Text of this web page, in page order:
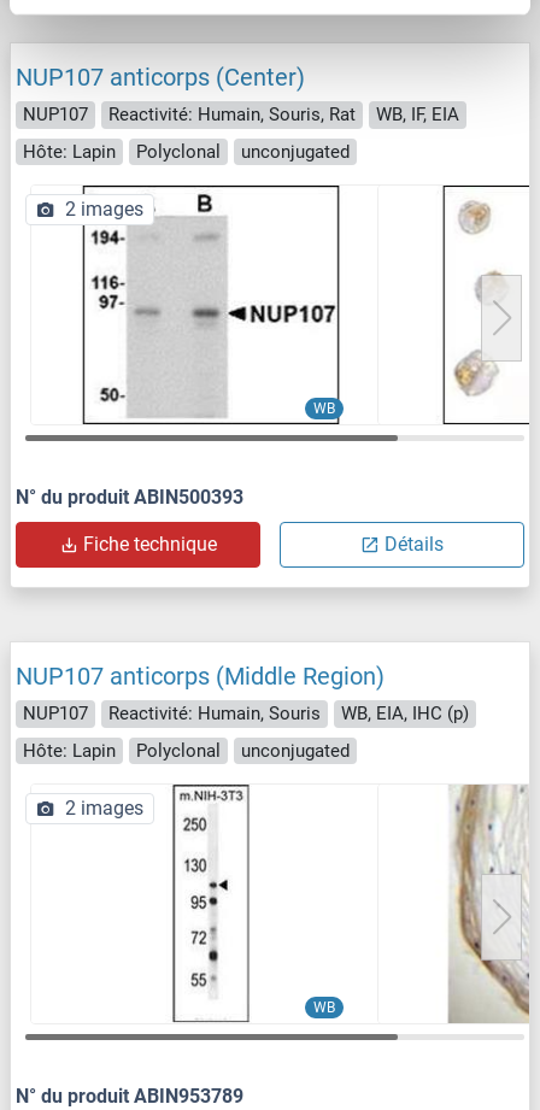
NUP107 anticorps (Center)
NUP107 Reactivité: Humain, Souris, Rat
WB, IF, EIA
Hôte: Lapin
Polyclonal unconjugated
WB
2 images
N° du produit ABIN500393
Fiche technique Détails
NUP107 anticorps (Middle Region)
NUP107 Reactivité: Humain, Souris
WB, EIA, IHC (p)
Hôte: Lapin
Polyclonal unconjugated
WB
2 images
N° du produit ABIN953789